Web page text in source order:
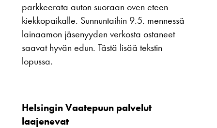
parkkeerata auton suoraan oven eteen
kiekkopaikalle. Sunnuntaihin 9.5. mennessä
lainaamon jäsenyyden verkosta ostaneet
saavat hyvän edun. Tästä lisää tekstin
lopussa.
Helsingin Vaatepuun palvelut
laajenevat